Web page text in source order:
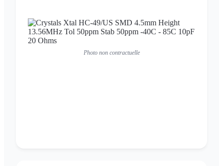
Photo non contractuelle